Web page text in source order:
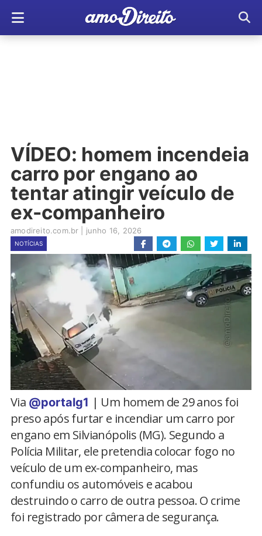
VÍDEO: homem incendeia
carro por engano ao
tentar atingir veículo de
ex-companheiro
amodireito.com.br junho 16, 2026
NOTÍCIAS
Via @portalg1 | Um homem de 29 anos foi
preso após furtar e incendiar um carro por
engano em Silvianópolis (MG). Segundo a
Polícia Militar, ele pretendia colocar fogo no
veículo de um ex-companheiro, mas
confundiu os automóveis e acabou
destruindo o carro de outra pessoa. O crime
foi registrado por câmera de segurança.